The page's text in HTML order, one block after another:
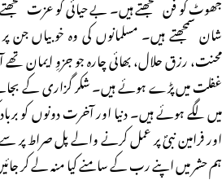
جھوٹ کو فن سمجھتے ہیں۔ بے حیائی کو عزت
شان سمجھتے ہیں۔ مسلمانوں کی وہ خوبیاں جن
محنت، رزق حلال، بھائی چارہ جو جزوِ ایمان
غفلت میں پڑے ہوئے ہیں۔ شکر گزاری کے
میں لگے ہوئے ہیں۔ دنیا اور آخرت دونوں کو
اور فرامین نبیؐ پر عمل کرنے والے پل صراط پر
ہم حشر میں اپنے رب کے سامنے کیا منہ لے کر